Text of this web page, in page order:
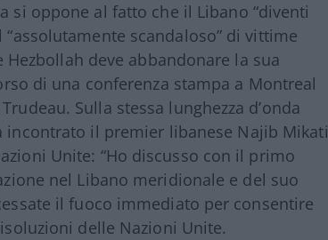
si oppone al fatto che il Libano “diventi
scandaloso” di vittime
deve abbandonare la sua
di una conferenza stampa a Montreal
Sulla stessa lunghezza d’onda
incontrato il premier libanese Najib Mikati
Unite: “Ho discusso con il primo
nel Libano meridionale e del suo
il fuoco immediato per consentire
delle Nazioni Unite.